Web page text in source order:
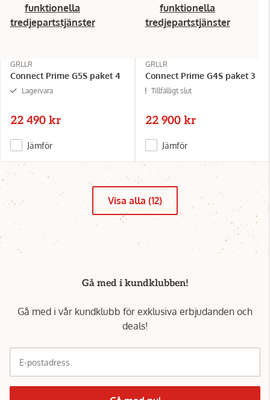
funktionella
tredjepartstjänster
GRLLR
Connect Prime G5S paket 4
Lagervara
22 490 kr
Jämför
funktionella
tredjepartstjänster
GRLLR
Connect Prime G4S paket 3
Tillfälligt slut
22 900 kr
Jämför
Visa alla (12)
Gå med i kundklubben!
Gå med i vår kundklubb för exklusiva erbjudanden och
deals!
E-postadress